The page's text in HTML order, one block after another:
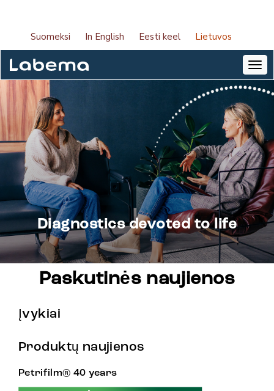
Suomeksi In English Eesti keel Lietuvos
Diagnostics devoted to life
Paskutinės naujienos
Įvykiai
Produktų naujienos
Petrifilm® 40 years